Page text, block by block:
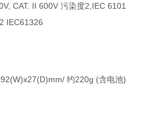
CAT. II 600V 污染度2,IEC 6101
IEC61326
约220g (含电池)